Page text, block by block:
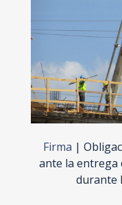
Firma |
ante la entrega
durante